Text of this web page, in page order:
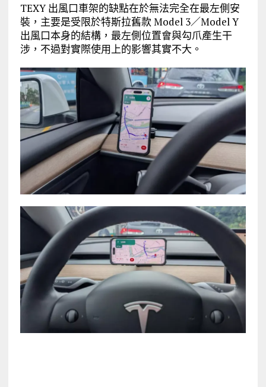
TEXY 出風口車架的缺點在於無法完全在最左側安
裝，主要是受限於特斯拉舊款 Model 3／Model Y
出風口本身的結構，最左側位置會與勾爪產生干
涉，不過對實際使用上的影響其實不大。